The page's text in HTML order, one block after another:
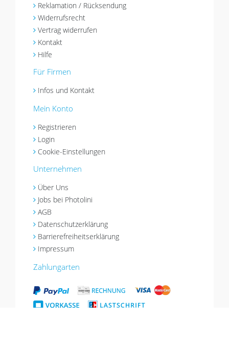
Reklamation / Rücksendung
Widerrufsrecht
Vertrag widerrufen
Kontakt
Hilfe
Für Firmen
Infos und Kontakt
Mein Konto
Registrieren
Login
Cookie-Einstellungen
Unternehmen
Über Uns
Jobs bei Photolini
AGB
Datenschutzerklärung
Barrierefreiheitserklärung
Impressum
Zahlungarten